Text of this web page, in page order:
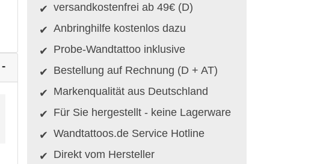
versandkostenfrei ab 49€ (D)
Anbringhilfe kostenlos dazu
Probe-Wandtattoo inklusive
Bestellung auf Rechnung (D + AT)
Markenqualität aus Deutschland
Für Sie hergestellt - keine Lagerware
Wandtattoos.de Service Hotline
Direkt vom Hersteller